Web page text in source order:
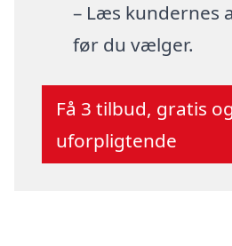
– Læs kundernes
før du vælger.
Få 3 tilbud, gratis og
uforpligtende